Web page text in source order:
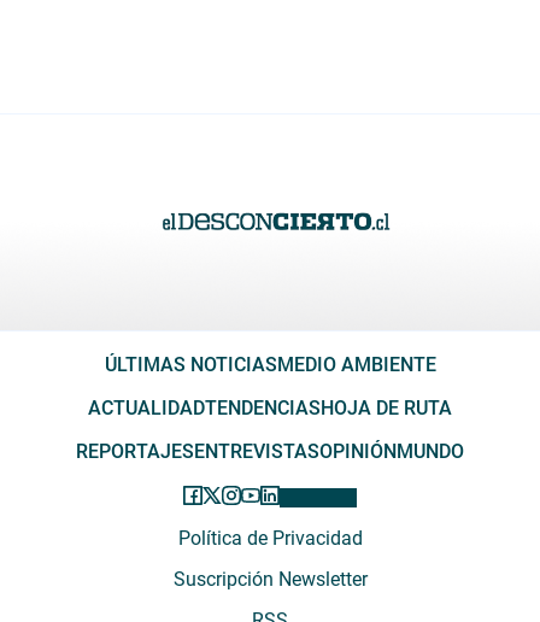
ÚLTIMAS NOTICIASMEDIO AMBIENTE
ACTUALIDADTENDENCIASHOJA DE RUTA
REPORTAJESENTREVISTASOPINIÓNMUNDO
Política de Privacidad
Suscripción Newsletter